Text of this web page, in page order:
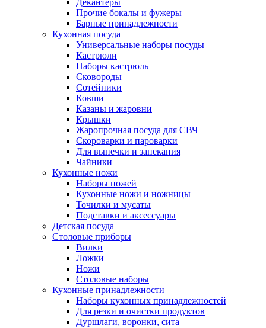
Декантеры
Прочие бокалы и фужеры
Барные принадлежности
Кухонная посуда
Универсальные наборы посуды
Кастрюли
Наборы кастрюль
Сковороды
Сотейники
Ковши
Казаны и жаровни
Крышки
Жаропрочная посуда для СВЧ
Скороварки и пароварки
Для выпечки и запекания
Чайники
Кухонные ножи
Наборы ножей
Кухонные ножи и ножницы
Точилки и мусаты
Подставки и аксессуары
Детская посуда
Столовые приборы
Вилки
Ложки
Ножи
Столовые наборы
Кухонные принадлежности
Наборы кухонных принадлежностей
Для резки и очистки продуктов
Дуршлаги, воронки, сита